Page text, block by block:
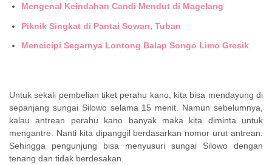
Mengenal Keindahan Candi Mendut di Magelang
Piknik Singkat di Pantai Sowan, Tuban
Mencicipi Segarnya Lontong Balap Songo Limo Gresik
Untuk sekali pembelian tiket perahu kano, kita bisa mendayung di
sepanjang sungai Silowo selama 15 menit. Namun sebelumnya,
kalau antrean perahu kano banyak maka kita diminta untuk
mengantre. Nanti kita dipanggil berdasarkan nomor urut antrean.
Sehingga pengunjung bisa menyusuri sungai Silowo dengan
tenang dan tidak berdesakan.